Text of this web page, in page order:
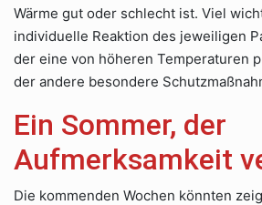
Wärme gut oder schlecht ist. Viel
individuelle Reaktion des jeweiligen
der eine von höheren Temperaturen
der andere besondere
Ein Sommer, der
Aufmerksamkeit
Die kommenden Wochen könnten